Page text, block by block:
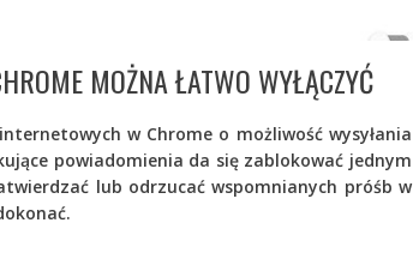
MOŻNA ŁATWO WYŁĄCZYĆ
w Chrome o możliwość wysyłania
powiadomienia da się zablokować jednym
lub odrzucać wspomnianych próśb w